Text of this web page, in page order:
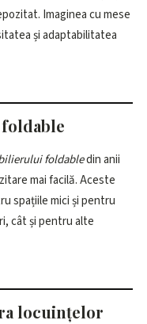
Imaginea cu mese
și adaptabilitatea
foldabledin anii
mai facilă. Aceste
spațiile mici și pentru
cât și pentru alte
locuințelor